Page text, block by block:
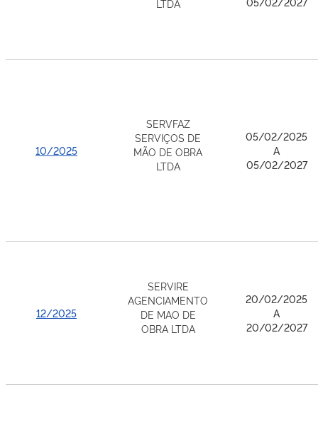
LTDA
10/2025
SERVFAZ
SERVIÇOS DE
MÃO DE OBRA
LTDA
05/02/2025
A
05/02/2027
12/2025
SERVIRE
AGENCIAMENTO
DE MAO DE
OBRA LTDA
20/02/2025
A
20/02/2027